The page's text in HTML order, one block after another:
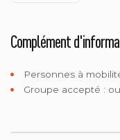
Complément
Personnes à
Groupe accepté :